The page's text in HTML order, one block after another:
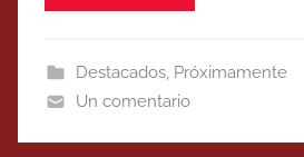
Destacados, Próximamente
Un comentario